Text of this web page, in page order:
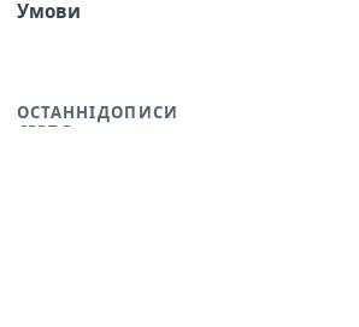
Умови
ОСТАННІ ДОПИСИ